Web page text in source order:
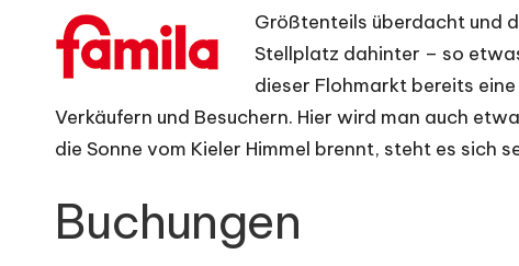
ä
r
k
t
e
Größtenteils überdacht und
Stellplatz dahinter – so
dieser Flohmarkt bereits
Verkäufern und Besuchern. Hier wird man auch
die Sonne vom Kieler Himmel brennt, steht es sich
Buchungen